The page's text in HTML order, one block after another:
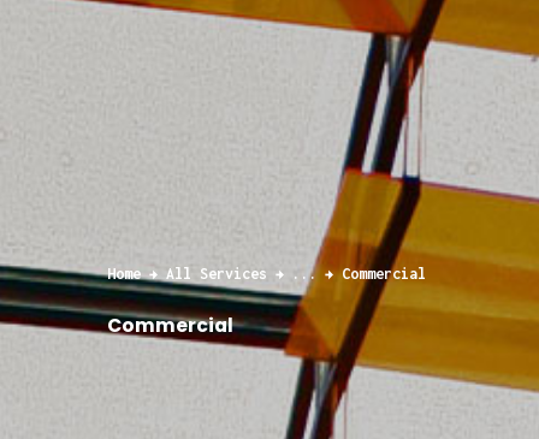
Home All Services ... Commercial
Commercial